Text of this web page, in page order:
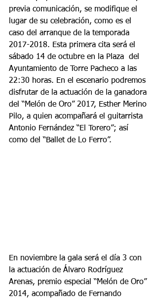
previa comunicación, se modifique el
lugar de su celebración, como es el
caso del arranque de la temporada
2017-2018. Esta primera cita será el
sábado 14 de octubre en la Plaza  del
Ayuntamiento de Torre Pacheco a las
22:30 horas. En el escenario podremos
disfrutar de la actuación de la ganadora
del “Melón de Oro” 2017, Esther Merino
Pilo, a quien acompañará el guitarrista
Antonio Fernández “El Torero”; así
como del “Ballet de Lo Ferro”.
En noviembre la gala será el día 3 con
la actuación de Álvaro Rodríguez
Arenas, premio especial “Melón de Oro”
2014, acompañado de Fernando